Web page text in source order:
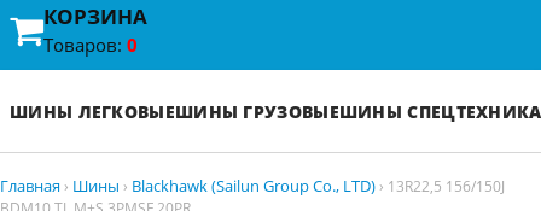
КОРЗИНА
Товаров: 0
ШИНЫ ЛЕГКОВЫЕШИНЫ ГРУЗОВЫЕШИНЫ СПЕЦТЕХНИКА
Главная › Шины › Blackhawk (Sailun Group Co., LTD) › 13R22,5 156/150J